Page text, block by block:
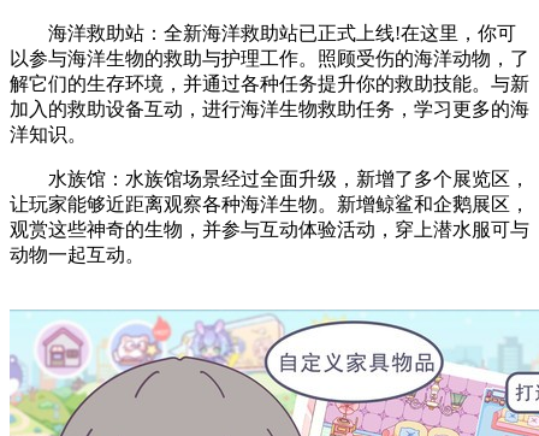
海洋救助站：全新海洋救助站已正式上线!在这里，你可
以参与海洋生物的救助与护理工作。照顾受伤的海洋动物，了
解它们的生存环境，并通过各种任务提升你的救助技能。与新
加入的救助设备互动，进行海洋生物救助任务，学习更多的海
洋知识。
水族馆：水族馆场景经过全面升级，新增了多个展览区，
让玩家能够近距离观察各种海洋生物。新增鲸鲨和企鹅展区，
观赏这些神奇的生物，并参与互动体验活动，穿上潜水服可与
动物一起互动。